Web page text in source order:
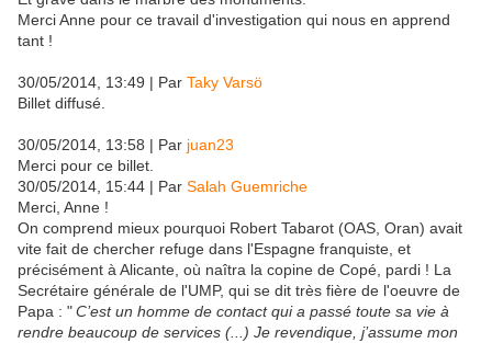
Merci Anne pour ce travail d'investigation qui nous en apprend
tant !
30/05/2014, 13:49 | Par Taky Varsö
Billet diffusé.
30/05/2014, 13:58 | Par juan23
Merci pour ce billet.
30/05/2014, 15:44 | Par Salah Guemriche
Merci, Anne !
On comprend mieux pourquoi Robert Tabarot (OAS, Oran) avait
vite fait de chercher refuge dans l'Espagne franquiste, et
précisément à Alicante, où naîtra la copine de Copé, pardi ! La
Secrétaire générale de l'UMP, qui se dit très fière de l'oeuvre de
Papa : "C’est un homme de contact qui a passé toute sa vie à
rendre beaucoup de services (...) Je revendique, j’assume mon